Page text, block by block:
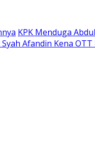
KPK Menduga
Afandin Kena OTT